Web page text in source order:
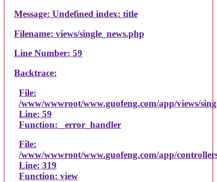
Message: Undefined index: title
Filename: views/single_news.php
Line Number: 59
Backtrace:
File:
/www/wwwroot/www.guofeng.com/app/views/
Line: 59
Function: _error_handler
File:
/www/wwwroot/www.guofeng.com/app/
Line: 319
Function: view